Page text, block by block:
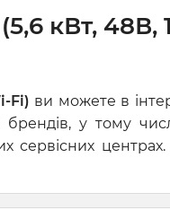
кВт, 48В,
Fi) ви можете в
брендів, у тому